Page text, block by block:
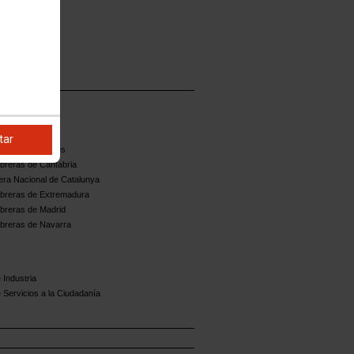
d'Asturies
de Cantabria
Nacional de Catalunya
de Extremadura
de Madrid
de Navarra
Industria
Servicios a la Ciudadanía